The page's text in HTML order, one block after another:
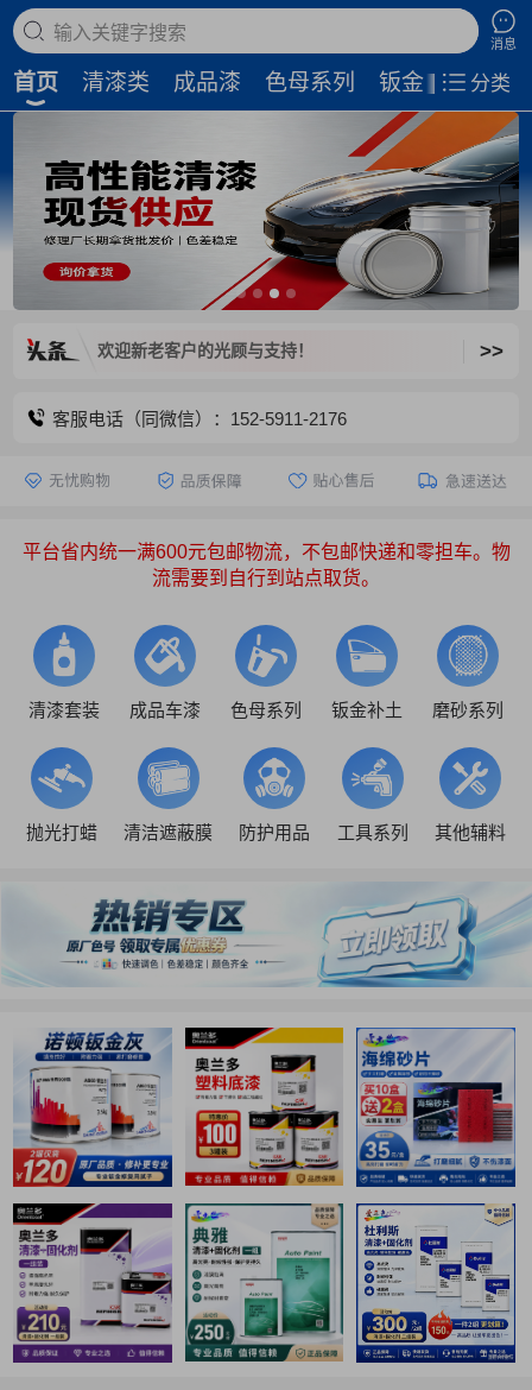
搜索商品
消息
首页 清漆类 成品漆 色母系列 钣金补土 磨
分类
闭，欢迎新老客户的光顾与支持！ >>
客服电话（同微信）：152-5911-2176
平台省内统一满600元包邮物流，不包邮快递和零担车。物
流需要到自行到站点取货。
清漆套装 成品车漆 色母系列 钣金补土 磨砂系列
抛光打蜡 清洁遮蔽膜 防护用品 工具系列 其他辅料